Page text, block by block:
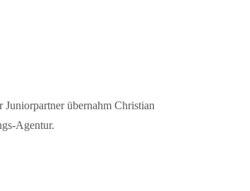
übernahm Christian
Agentur.